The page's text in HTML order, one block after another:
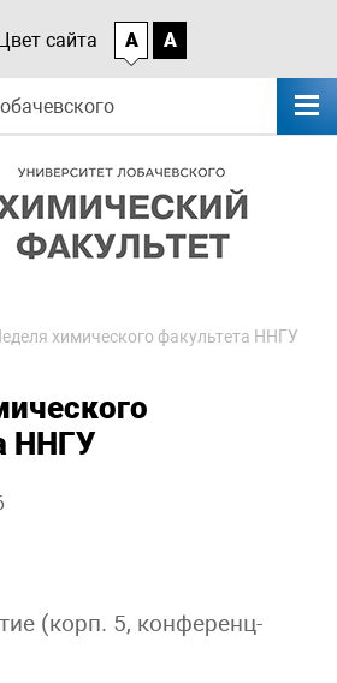
сайта A A
химического факультета ННГУ
ННГУ
(корп. 5, конференц-